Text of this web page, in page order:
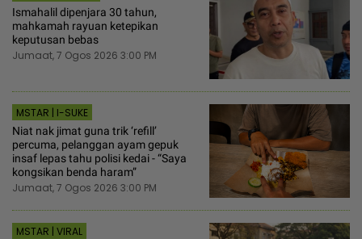
Ismahalil dipenjara 30 tahun,
mahkamah rayuan ketepikan
keputusan bebas
Jumaat, 7 Ogos 2026 3:00 PM
MSTAR | I-SUKE
Niat nak jimat guna trik ‘refill’
percuma, pelanggan ayam gepuk
insaf lepas tahu polisi kedai - “Saya
kongsikan benda haram”
Jumaat, 7 Ogos 2026 3:00 PM
MSTAR | VIRAL